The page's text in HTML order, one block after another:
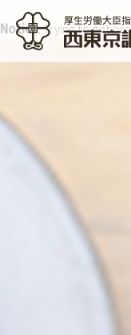
Notice: Trying to get